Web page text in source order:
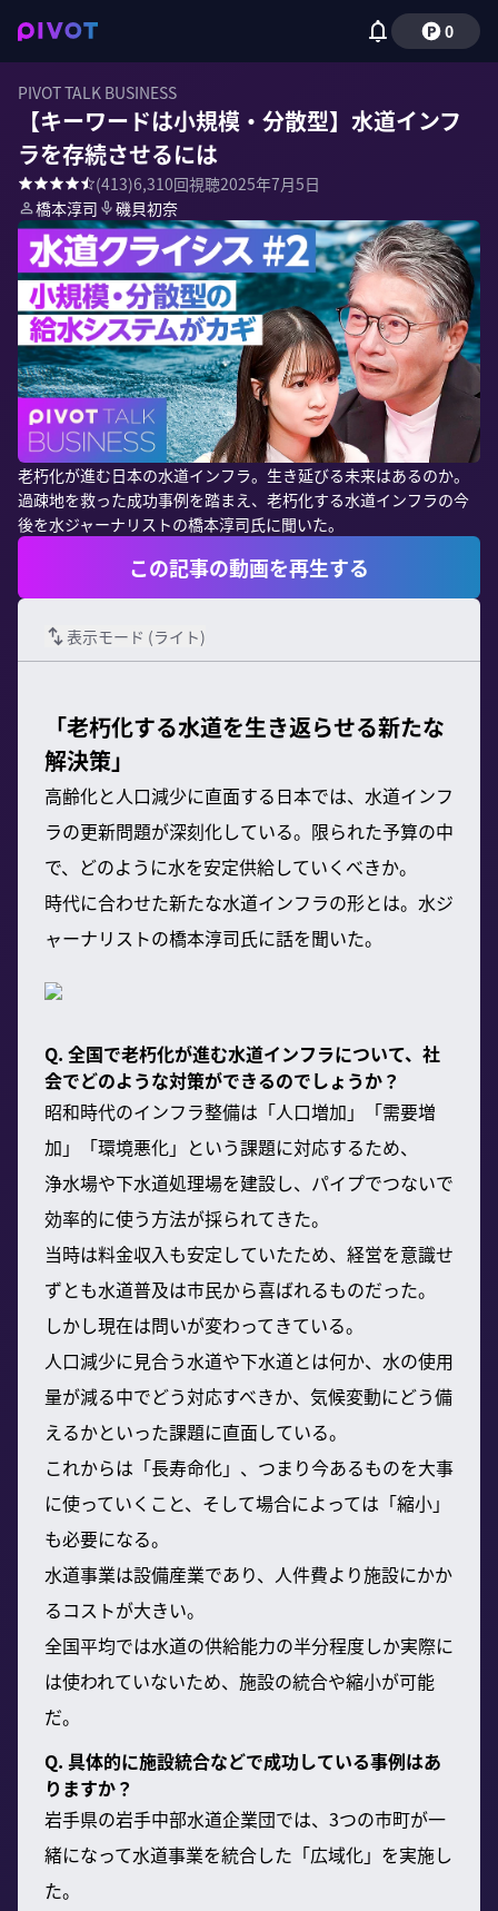
0
PIVOT TALK BUSINESS
【キーワードは小規模・分散型】水道インフ
ラを存続させるには
(413)6,310回視聴2025年7月5日
橋本淳司
磯貝初奈
老朽化が進む日本の水道インフラ。生き延びる未来はあるのか。
過疎地を救った成功事例を踏まえ、老朽化する水道インフラの今
後を水ジャーナリストの橋本淳司氏に聞いた。
この記事の動画を再生する
表示モード (ライト)
「老朽化する水道を生き返らせる新たな
解決策」
高齢化と人口減少に直面する日本では、水道インフ
ラの更新問題が深刻化している。限られた予算の中
で、どのように水を安定供給していくべきか。
時代に合わせた新たな水道インフラの形とは。水ジ
ャーナリストの橋本淳司氏に話を聞いた。
Q. 全国で老朽化が進む水道インフラについて、社
会でどのような対策ができるのでしょうか？
昭和時代のインフラ整備は「人口増加」「需要増
加」「環境悪化」という課題に対応するため、
浄水場や下水道処理場を建設し、パイプでつないで
効率的に使う方法が採られてきた。
当時は料金収入も安定していたため、経営を意識せ
ずとも水道普及は市民から喜ばれるものだった。
しかし現在は問いが変わってきている。
人口減少に見合う水道や下水道とは何か、水の使用
量が減る中でどう対応すべきか、気候変動にどう備
えるかといった課題に直面している。
これからは「長寿命化」、つまり今あるものを大事
に使っていくこと、そして場合によっては「縮小」
も必要になる。
水道事業は設備産業であり、人件費より施設にかか
るコストが大きい。
全国平均では水道の供給能力の半分程度しか実際に
は使われていないため、施設の統合や縮小が可能
だ。
Q. 具体的に施設統合などで成功している事例はあ
りますか？
岩手県の岩手中部水道企業団では、3つの市町が一
緒になって水道事業を統合した「広域化」を実施し
た。